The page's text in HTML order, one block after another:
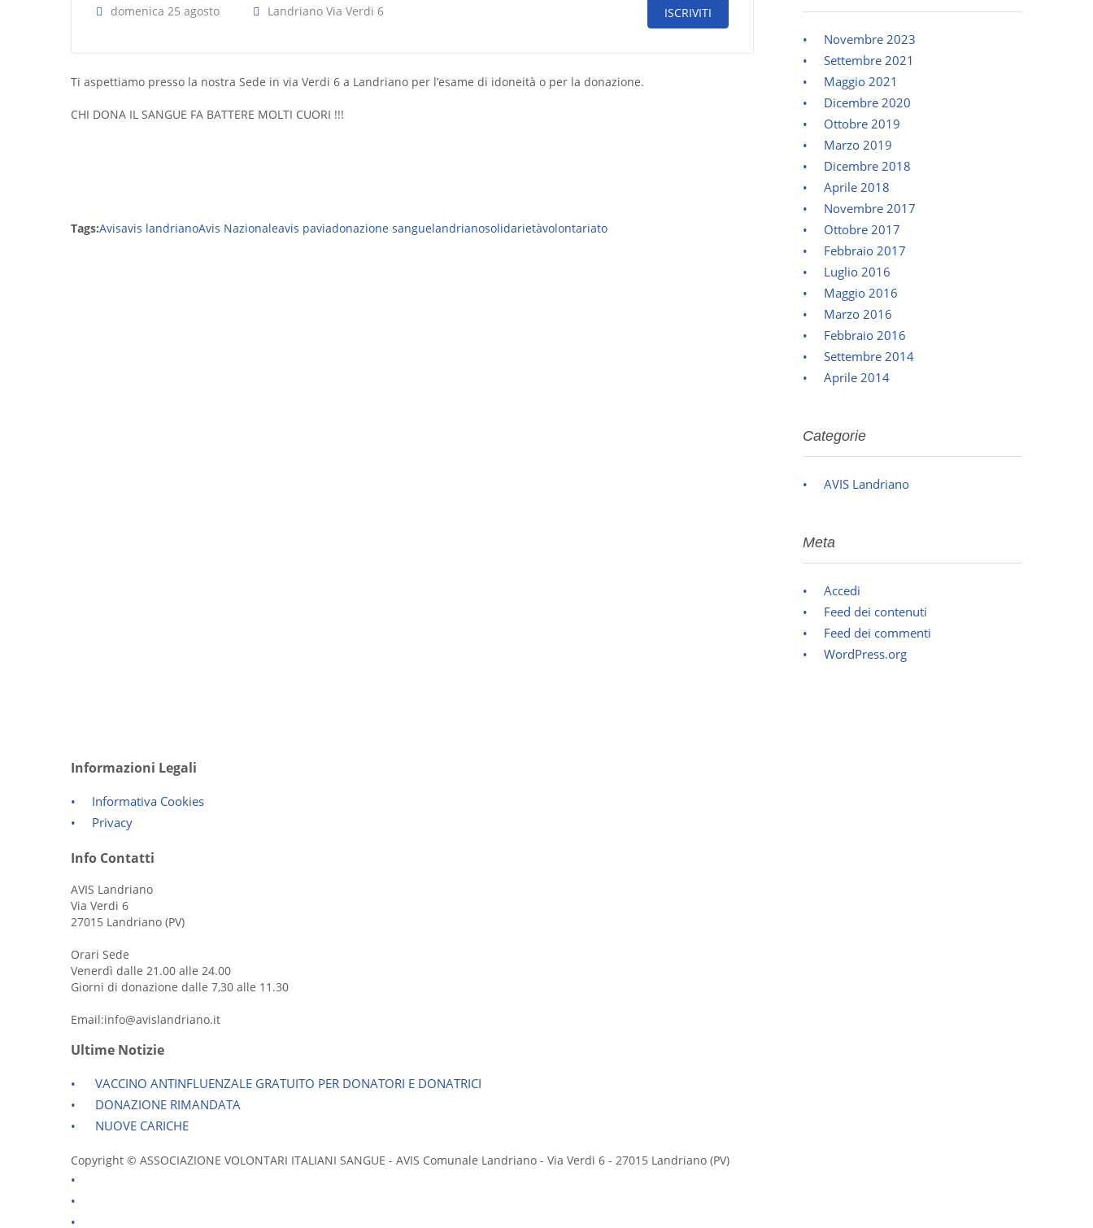
domenica 25 agosto Landriano Via Verdi 6 ISCRIVITI
Ti aspettiamo presso la nostra Sede in via Verdi 6 a Landriano per l’esame di idoneità o per la donazione.
CHI DONA IL SANGUE FA BATTERE MOLTI CUORI !!!
Tags:Avisavis landrianoAvis Nazionaleavis paviadonazione sanguelandrianosolidarietàvolontariato
Novembre 2023
Settembre 2021
Maggio 2021
Dicembre 2020
Ottobre 2019
Marzo 2019
Dicembre 2018
Aprile 2018
Novembre 2017
Ottobre 2017
Febbraio 2017
Luglio 2016
Maggio 2016
Marzo 2016
Febbraio 2016
Settembre 2014
Aprile 2014
Categorie
AVIS Landriano
Meta
Accedi
Feed dei contenuti
Feed dei commenti
WordPress.org
Informazioni Legali
Informativa Cookies
Privacy
Info Contatti
AVIS Landriano
Via Verdi 6
27015 Landriano (PV)
Orari Sede
Venerdì dalle 21.00 alle 24.00
Giorni di donazione dalle 7,30 alle 11.30
Email:info@avislandriano.it
Ultime Notizie
VACCINO ANTINFLUENZALE GRATUITO PER DONATORI E DONATRICI
DONAZIONE RIMANDATA
NUOVE CARICHE
Copyright © ASSOCIAZIONE VOLONTARI ITALIANI SANGUE - AVIS Comunale Landriano - Via Verdi 6 - 27015 Landriano (PV)